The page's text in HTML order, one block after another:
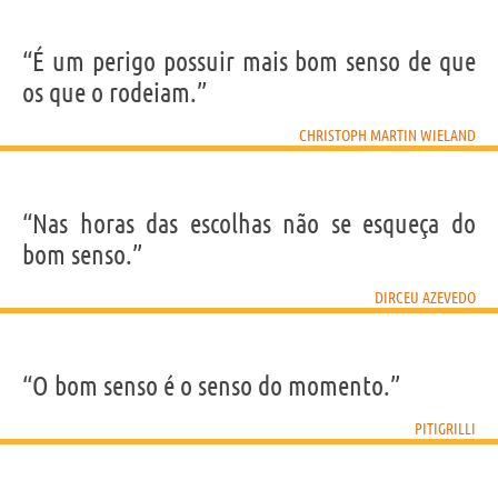
“É um perigo possuir mais bom senso de que
os que o rodeiam.”
CHRISTOPH MARTIN WIELAND
“Nas horas das escolhas não se esqueça do
bom senso.”
DIRCEU AZEVEDO
“O bom senso é o senso do momento.”
PITIGRILLI